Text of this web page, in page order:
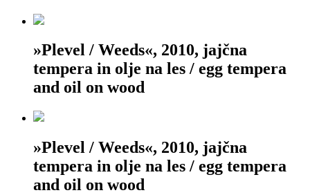
»Plevel / Weeds«, 2010, jajčna
tempera in olje na les / egg tempera
and oil on wood
»Plevel / Weeds«, 2010, jajčna
tempera in olje na les / egg tempera
and oil on wood